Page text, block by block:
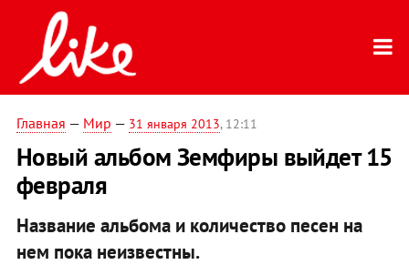
Главная — Мир — 31 января 2013, 12:11
Новый альбом Земфиры выйдет 15
февраля
Название альбома и количество песен на
нем пока неизвестны.